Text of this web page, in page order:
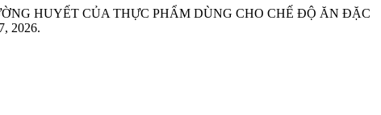
HUYẾT CỦA THỰC PHẨM DÙNG CHO CHẾ ĐỘ ĂN ĐẶC
2026.